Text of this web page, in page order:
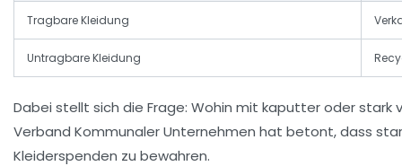
Tragbare Kleidung
Untragbare Kleidung
Dabei stellt sich die Frage: Wohin mit kaputter oder
Verband Kommunaler Unternehmen hat betont, dass
Kleiderspenden zu bewahren.